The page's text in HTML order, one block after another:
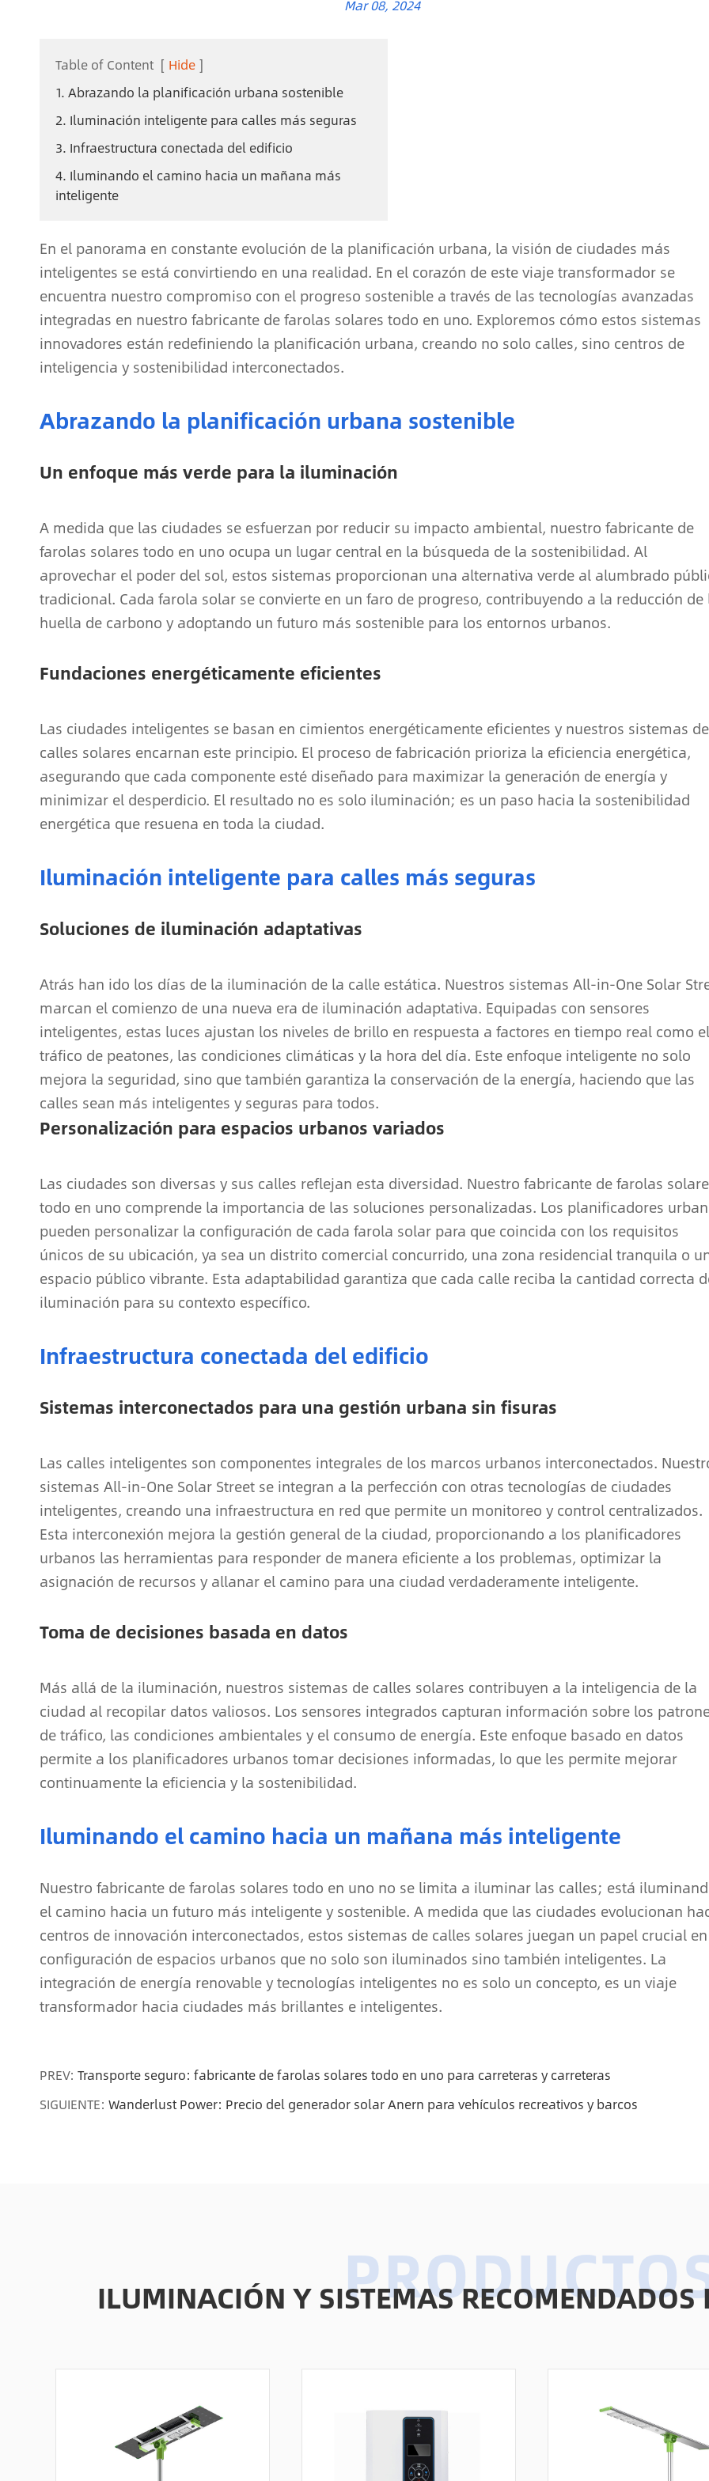
Mar 08, 2024
Table of Content [ Hide ]
1. Abrazando la planificación urbana sostenible
2. Iluminación inteligente para calles más seguras
3. Infraestructura conectada del edificio
4. Iluminando el camino hacia un mañana más
inteligente
En el panorama en constante evolución de la planificación urbana, la visión de ciudades más
inteligentes se está convirtiendo en una realidad. En el corazón de este viaje transformador se
encuentra nuestro compromiso con el progreso sostenible a través de las tecnologías avanzadas
integradas en nuestro fabricante de farolas solares todo en uno. Exploremos cómo estos sistemas
innovadores están redefiniendo la planificación urbana, creando no solo calles, sino centros de
inteligencia y sostenibilidad interconectados.
Abrazando la planificación urbana sostenible
Un enfoque más verde para la iluminación
A medida que las ciudades se esfuerzan por reducir su impacto ambiental, nuestro fabricante de
farolas solares todo en uno ocupa un lugar central en la búsqueda de la sostenibilidad. Al
aprovechar el poder del sol, estos sistemas proporcionan una alternativa verde al alumbrado
tradicional. Cada farola solar se convierte en un faro de progreso, contribuyendo a la reducción de
huella de carbono y adoptando un futuro más sostenible para los entornos urbanos.
Fundaciones energéticamente eficientes
Las ciudades inteligentes se basan en cimientos energéticamente eficientes y nuestros sistemas de
calles solares encarnan este principio. El proceso de fabricación prioriza la eficiencia energética,
asegurando que cada componente esté diseñado para maximizar la generación de energía y
minimizar el desperdicio. El resultado no es solo iluminación; es un paso hacia la sostenibilidad
energética que resuena en toda la ciudad.
Iluminación inteligente para calles más seguras
Soluciones de iluminación adaptativas
Atrás han ido los días de la iluminación de la calle estática. Nuestros sistemas All-in-One Solar
marcan el comienzo de una nueva era de iluminación adaptativa. Equipadas con sensores
inteligentes, estas luces ajustan los niveles de brillo en respuesta a factores en tiempo real como el
tráfico de peatones, las condiciones climáticas y la hora del día. Este enfoque inteligente no solo
mejora la seguridad, sino que también garantiza la conservación de la energía, haciendo que las
calles sean más inteligentes y seguras para todos.
Personalización para espacios urbanos variados
Las ciudades son diversas y sus calles reflejan esta diversidad. Nuestro fabricante de farolas
todo en uno comprende la importancia de las soluciones personalizadas. Los planificadores
pueden personalizar la configuración de cada farola solar para que coincida con los requisitos
únicos de su ubicación, ya sea un distrito comercial concurrido, una zona residencial tranquila o
espacio público vibrante. Esta adaptabilidad garantiza que cada calle reciba la cantidad correcta
iluminación para su contexto específico.
Infraestructura conectada del edificio
Sistemas interconectados para una gestión urbana sin fisuras
Las calles inteligentes son componentes integrales de los marcos urbanos interconectados.
sistemas All-in-One Solar Street se integran a la perfección con otras tecnologías de ciudades
inteligentes, creando una infraestructura en red que permite un monitoreo y control centralizados.
Esta interconexión mejora la gestión general de la ciudad, proporcionando a los planificadores
urbanos las herramientas para responder de manera eficiente a los problemas, optimizar la
asignación de recursos y allanar el camino para una ciudad verdaderamente inteligente.
Toma de decisiones basada en datos
Más allá de la iluminación, nuestros sistemas de calles solares contribuyen a la inteligencia de la
ciudad al recopilar datos valiosos. Los sensores integrados capturan información sobre los
de tráfico, las condiciones ambientales y el consumo de energía. Este enfoque basado en datos
permite a los planificadores urbanos tomar decisiones informadas, lo que les permite mejorar
continuamente la eficiencia y la sostenibilidad.
Iluminando el camino hacia un mañana más inteligente
Nuestro fabricante de farolas solares todo en uno no se limita a iluminar las calles; está
el camino hacia un futuro más inteligente y sostenible. A medida que las ciudades evolucionan
centros de innovación interconectados, estos sistemas de calles solares juegan un papel crucial
configuración de espacios urbanos que no solo son iluminados sino también inteligentes. La
integración de energía renovable y tecnologías inteligentes no es solo un concepto, es un viaje
transformador hacia ciudades más brillantes e inteligentes.
PREV: Transporte seguro: fabricante de farolas solares todo en uno para carreteras y carreteras
SIGUIENTE: Wanderlust Power: Precio del generador solar Anern para vehículos recreativos y barcos
ILUMINACIÓN Y SISTEMAS RECOMENDADOS